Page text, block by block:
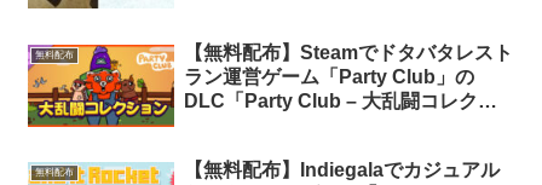
無料配布
【無料配布】Steamでドタバタレスト
ラン運営ゲーム「Party Club」の
DLC「Party Club – 大乱闘コレクシ
無料配布
【無料配布】Indiegalaでカジュアル